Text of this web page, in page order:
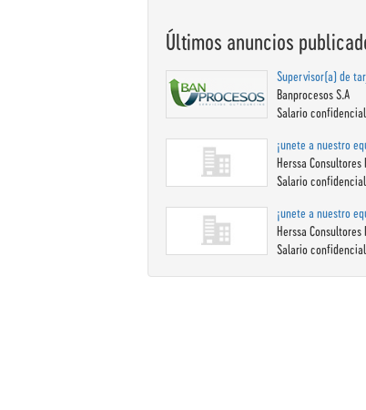
Últimos anuncios
Supervisor(a) de
Banprocesos S.A
Salario confidencial
¡unete a nuestro
Herssa Consultores
Salario confidencial
¡unete a nuestro
Herssa Consultores
Salario confidencial